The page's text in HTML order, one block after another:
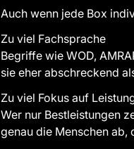
Auch wenn jede Box
Zu viel Fachsprache
Begriffe wie WOD,
sie eher abschreckend
Zu viel Fokus auf
Wer nur Bestleistungen
genau die Menschen